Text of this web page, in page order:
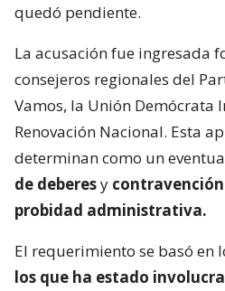
quedó pendiente.
La acusación fue ingresada
consejeros regionales del
Vamos, la Unión Demócrata
Renovación Nacional. Esta
determinan como un
de deberesy
probidad administrativa.
El requerimiento se basó en
los que ha estado